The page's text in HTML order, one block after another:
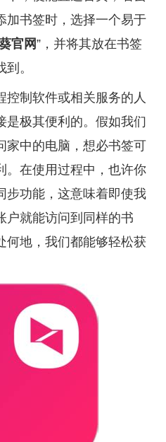
加书签时，选择一个易于
官网”，并将其放在书签
。
控制软件或相关服务的人
是极其便利的。假如我们
家中的电脑，想必书签可
。在使用过程中，也许你
步功能，这意味着即使我
户就能访问到同样的书
何地，我们都能够轻松获